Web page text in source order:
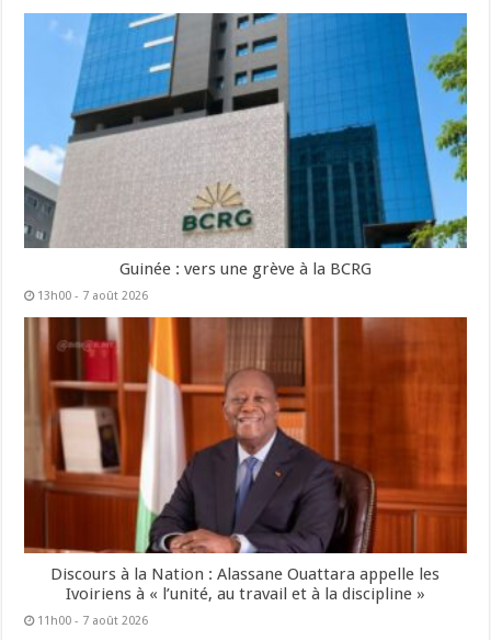
Guinée : vers une grève à la BCRG
13h00 - 7 août 2026
Discours à la Nation : Alassane Ouattara appelle les
Ivoiriens à « l’unité, au travail et à la discipline »
11h00 - 7 août 2026